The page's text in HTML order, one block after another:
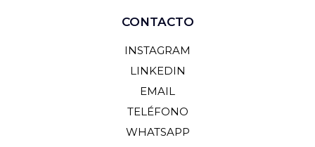
CONTACTO
INSTAGRAM
LINKEDIN
EMAIL
TELÉFONO
WHATSAPP